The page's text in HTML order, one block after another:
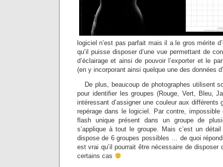
logiciel n’est pas parfait mais il a le gros mérite
qu’il puisse disposer d’une vue permettant de
d’éclairage et ainsi de pouvoir l’exporter et le
(en y incorporant ainsi quelque une des données
De plus, beaucoup de photographes utilisent
pour identifier les groupes (Rouge, Vert, Bleu,
intéressant d’assigner une couleur aux différents
repérage dans le logiciel. Par contre, impossible
flash unique présent dans un groupe de
s’applique à tout le groupe. Mais c’est un détail
dispose de 6 groupes possibles … de quoi
est vrai qu’il pourrait être nécessaire de disposer
certains cas